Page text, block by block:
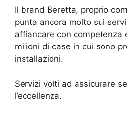
Il brand Beretta, proprio
punta ancora molto sui
affiancare con competenza
milioni di case in cui sono
installazioni.
Servizi volti ad assicurare
l’eccellenza.